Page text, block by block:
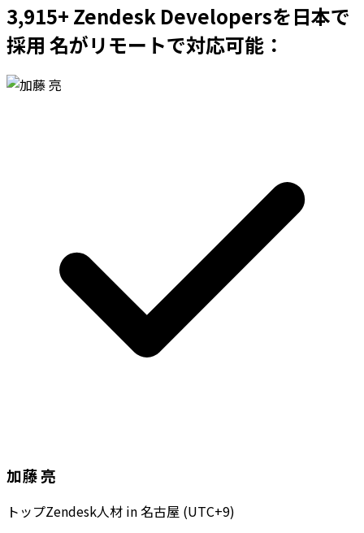
3,915+ Zendesk Developersを日本で
採用 名がリモートで対応可能：
加藤 亮
トップZendesk人材 in 名古屋 (UTC+9)